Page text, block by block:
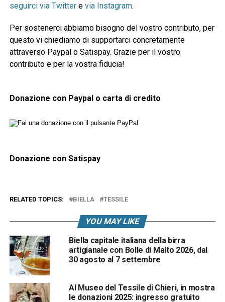
seguirci via Twittere via Instagram.
Per sostenerci abbiamo bisogno del vostro contributo, per
questo vi chiediamo di supportarci concretamente
attraverso Paypal o Satispay. Grazie per il vostro
contributo e per la vostra fiducia!
Donazione con Paypal o carta di credito
Donazione con Satispay
RELATED TOPICS: BIELLA TESSILE
YOU MAY LIKE
Biella capitale italiana della birra
artigianale con Bolle di Malto 2026, dal
30 agosto al 7 settembre
Al Museo del Tessile di Chieri, in mostra
le donazioni 2025: ingresso gratuito